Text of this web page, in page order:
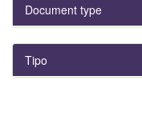
Document type
Tipo